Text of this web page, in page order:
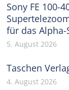
Sony FE 100-
für das Alpha-
5. August 2026
Taschen
4. August 2026